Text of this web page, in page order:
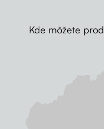
Kde môžete